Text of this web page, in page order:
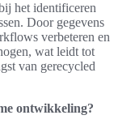
het identificeren
Door gegevens
verbeteren en
wat leidt tot
van gerecycled
ontwikkeling?